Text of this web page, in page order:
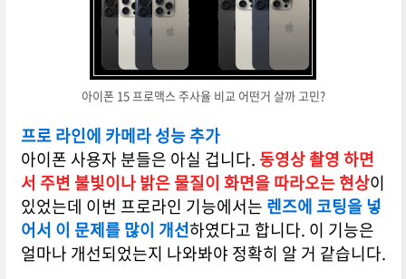
아이폰 15 프로맥스 주사율 비교 어떤거 살까 고민?
프로 라인에 카메라 성능 추가
아이폰 사용자 분들은 아실 겁니다. 동영상 촬영 하면
서 주변 불빛이나 밝은 물질이 화면을 따라오는 현상이
있었는데 이번 프로라인 기능에서는 렌즈에 코팅을 넣
어서 이 문제를 많이 개선하였다고 합니다. 이 기능은
얼마나 개선되었는지 나와봐야 정확히 알 거 같습니다.